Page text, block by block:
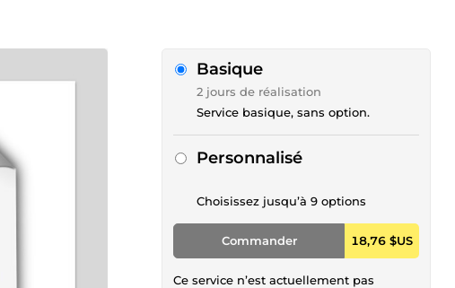
Basique
2 jours de réalisation
Service basique, sans option.
Personnalisé
Choisissez jusqu’à 9 options
Commander 18,76 $US
Ce service n’est actuellement pas